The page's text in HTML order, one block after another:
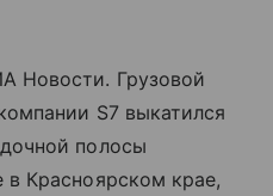
Новости. Грузовой
S7 выкатился
полосы
в Красноярском крае,